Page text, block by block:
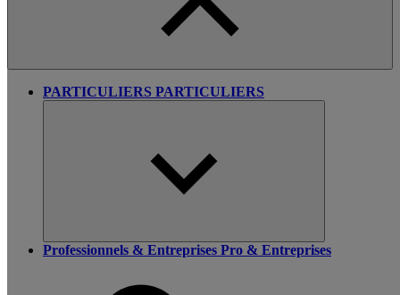
PARTICULIERS PARTICULIERS
Professionnels & Entreprises Pro & Entreprises